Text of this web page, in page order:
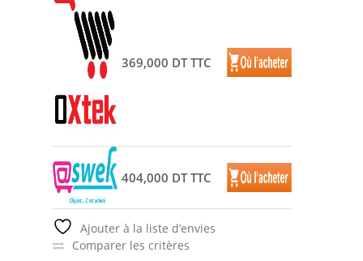
369,000 DT TTC
404,000 DT TTC
Ajouter à la liste d’envies
Comparer les critères